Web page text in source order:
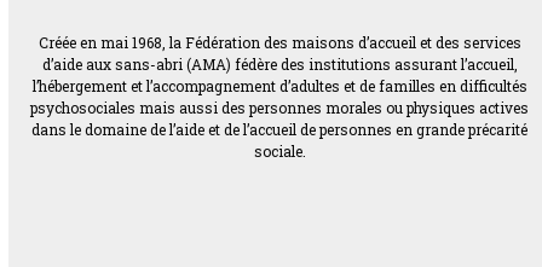
Créée en mai 1968, la Fédération des maisons d’accueil et des services
d’aide aux sans-abri (AMA) fédère des institutions assurant l’accueil,
l’hébergement et l’accompagnement d’adultes et de familles en difficultés
psychosociales mais aussi des personnes morales ou physiques actives
dans le domaine de l’aide et de l’accueil de personnes en grande précarité
sociale.